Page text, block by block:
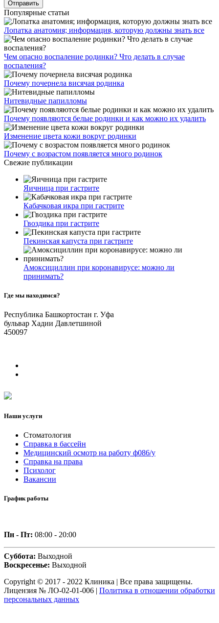
Популярные статьи
Лопатка анатомия; информация, которую должны знать все
Чем опасно воспаление родинки? Что делать в случае
воспаления?
Почему почернела висячая родинка
Нитевидные папилломы
Почему появляются белые родинки и как можно их удалить
Изменение цвета кожи вокруг родинки
Почему с возрастом появляется много родинок
Свежие публикации
Яичница при гастрите
Кабачковая икра при гастрите
Гвоздика при гастрите
Пекинская капуста при гастрите
Амоксициллин при коронавирусе: можно ли
принимать?
Где мы находимся?
Республика Башкортостан г. Уфа
бульвар Хадии Давлетшиной
450097
Наши услуги
Стоматология
Справка в бассейн
Медицинский осмотр на работу ф086/у
Справка на права
Психолог
Вакансии
График работы
Пн - Пт: 08:00 - 20:00
Суббота: Выходной
Воскресенье: Выходной
Copyright © 2017 - 2022 Клиника | Все права защищены.
Лицензия № ЛО-02-01-006 | Политика в отношении обработки
персональных данных